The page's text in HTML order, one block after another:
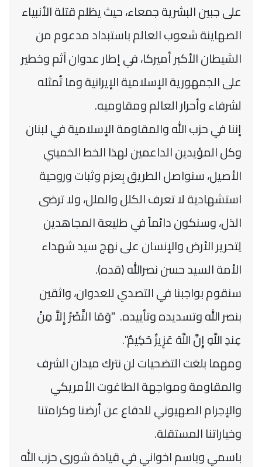
على جبين البشرية جمعاء، ‏حيث يظلم قتلة الأنبياء
الصهاينة شعوب العالم باستبداد مدعوم من
الشيطان الأكبر أميركا، في إطار عدوان آثم وخطير
على ‏الجمهورية الإسلامية الإيرانية وما تُمثله
لشرفاء وأحرار العالم ومقاوميه.‏
إننا في حزب الله والمقاومة الإسلامية في لبنان
وكل المؤيدين الداعمين لهذا الخط الخميني
الأصيل، سنواصل الطريق بِعزم ‏وثبات وروحية
استشهادية لا تعرف الكلل والملل، ولا ترضى
الذل، وسنكون دائماً في طليعة المجاهدين
لِتحرير الأرض ‏والإنسان على نهج سيد شهداء
الأمة السيد حسن نصرالله (قده).‏
سنقوم بواجبنا في التصدي للعدوان، واثقين
بنصر الله وتسديده وتأييده. ‌‎ ‌‏"وَمَا النَّصْرُ إِلاَّ مِنْ
عِندِ اللَّهِ إِنَّ اللَّهَ عَزِيزٌ حَكِيمٌ".‏
ومهما بلغت التضحيات لن نترك ميدان الشرف
والمقاومة ومواجهة الطاغوت الأمريكي
والإجرام الصهيوني للدفاع عن ‏أرضنا وكرامتنا
وخياراتنا المستقلة.‏
باسمي وباسم اخواني في قيادة شورى حزب الله